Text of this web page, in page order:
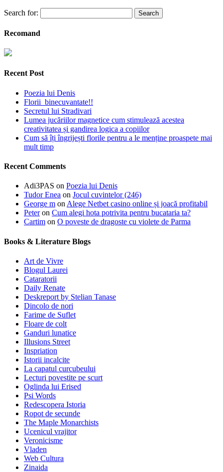
Search for:
Recomand
Recent Post
Poezia lui Denis
Florii binecuvantate!!
Secretul lui Stradivari
Lumea jucăriilor magnetice cum stimulează acestea
creativitatea și gandirea logica a copiilor
Cum să îți îngrijești florile pentru a le menține proaspete mai
mult timp
Recent Comments
Adi3PAS on Poezia lui Denis
Tudor Enea on Jocul cuvintelor (246)
George m on Alege Netbet casino online și joacă profitabil
Peteron Cum alegi hota potrivita pentru bucataria ta?
Cartim on O poveste de dragoste cu violete de Parma
Books & Literature Blogs
Art de Vivre
Blogul Laurei
Cataratorii
Daily Renate
Deskreport by Stelian Tanase
Dincolo de nori
Farime de Suflet
Floare de colt
Ganduri lunatice
Illusions Street
Inspriation
Istorii incalcite
La capatul curcubeului
Lecturi povestite pe scurt
Oglinda lui Erised
Psi Words
Redescopera Istoria
Ropot de secunde
The Maple Monarchists
Ucenicul vrajitor
Veronicisme
Vladen
Web Cultura
Zinaida